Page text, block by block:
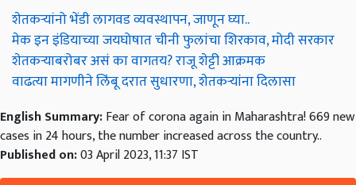
शेतकऱ्यांनो भेंडी लागवड व्यवस्थापन, जाणून घ्या..
मेक इन इंडियाच्या जयघोषात चीनी फुलांचा शिरकाव, मोदी सरकार
शेतकऱ्याबरोबर असं का वागतय? राजू शेट्टी आक्रमक
वाढत्या मागणीने लिंबू दरात सुधारणा, शेतकऱ्यांना दिलासा
English Summary:Fear of corona again in Maharashtra! 669 new
cases in 24 hours, the number increased across the country..
Published on:03 April 2023, 11:37 IST